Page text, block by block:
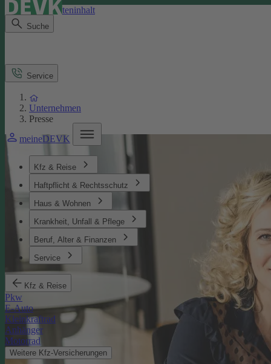
Direkt zum Seiteninhalt
Suche
meineDEVK
Kfz & Reise
Haftpflicht & Rechtsschutz
Haus & Wohnen
Krankheit, Unfall & Pflege
Beruf, Alter & Finanzen
Service
Kfz & Reise
Pkw
E-Auto
Kleinkraftrad
Anhänger
Motorrad
Weitere Kfz-Versicherungen
Service
Unternehmen
Presse